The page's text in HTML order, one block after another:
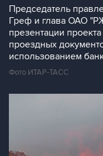
Председатель
Греф и глава ОАО
презентации
проездных
использованием
Фото ИТАР-ТАСС